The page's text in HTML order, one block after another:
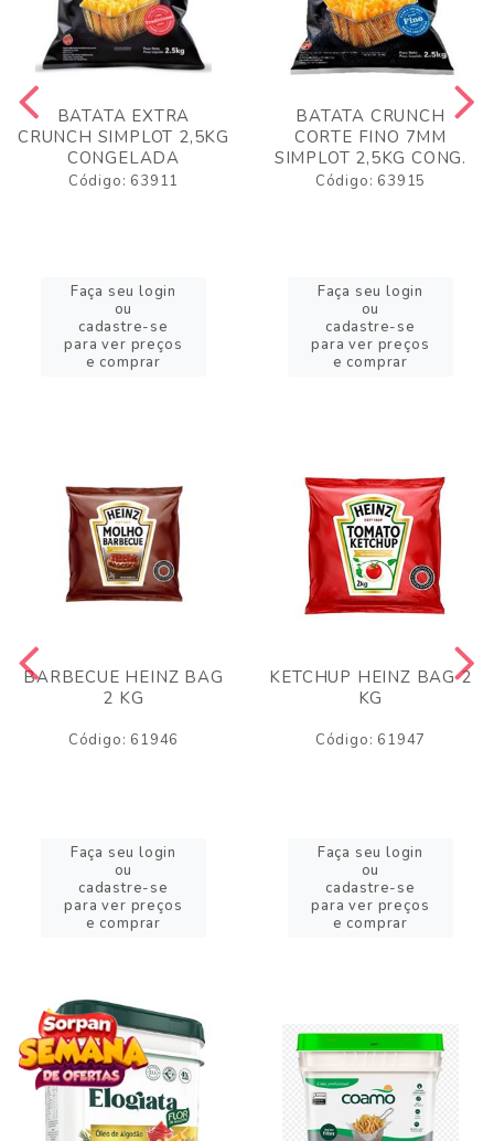
BATATA EXTRA
CRUNCH SIMPLOT 2,5KG
CONGELADA
Código: 63911
Faça seu login
ou
cadastre-se
para ver preços
e comprar
BATATA CRUNCH
CORTE FINO 7MM
SIMPLOT 2,5KG CONG.
Código: 63915
Faça seu login
ou
cadastre-se
para ver preços
e comprar
BARBECUE HEINZ BAG
2 KG
Código: 61946
Faça seu login
ou
cadastre-se
para ver preços
e comprar
KETCHUP HEINZ BAG 2
KG
Código: 61947
Faça seu login
ou
cadastre-se
para ver preços
e comprar